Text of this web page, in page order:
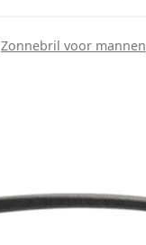
Zonnebril voor mannen